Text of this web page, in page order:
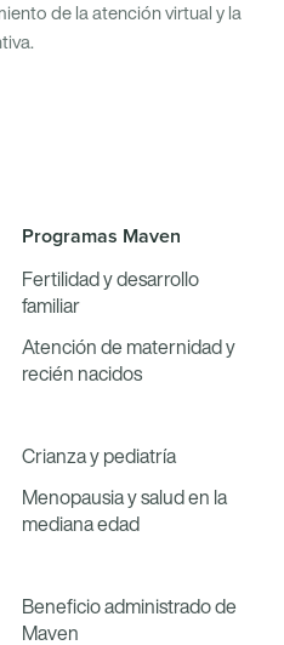
de la atención virtual y la
Programas Maven
Fertilidad y desarrollo
familiar
Atención de maternidad y
recién nacidos
Crianza y pediatría
Menopausia y salud en la
mediana edad
Beneficio administrado de
Maven